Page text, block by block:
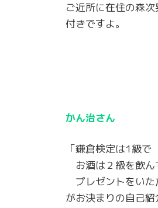
ご近所に在住の森
付きですよ。
かん治さん
「鎌倉検定は1級で
お酒は２級を飲ん
プレゼントをいた
がお決まりの自己紹